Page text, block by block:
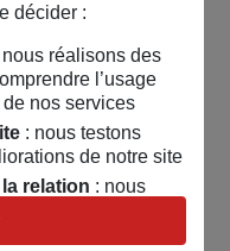
décider :
réalisons des
l’usage
nos services
: nous testons
de notre site
relation : nous
adapter nos
nos offres